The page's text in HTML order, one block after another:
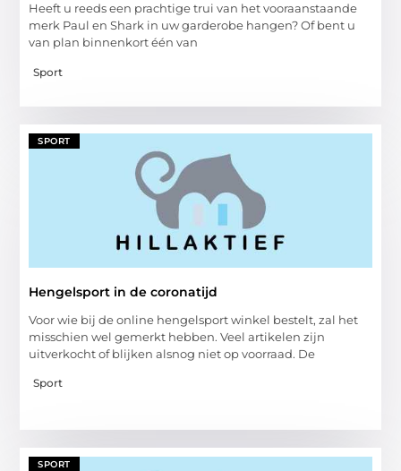
Heeft u reeds een prachtige trui van het vooraanstaande
merk Paul en Shark in uw garderobe hangen? Of bent u
van plan binnenkort één van
Sport
SPORT
Hengelsport in de coronatijd
Voor wie bij de online hengelsport winkel bestelt, zal het
misschien wel gemerkt hebben. Veel artikelen zijn
uitverkocht of blijken alsnog niet op voorraad. De
Sport
SPORT